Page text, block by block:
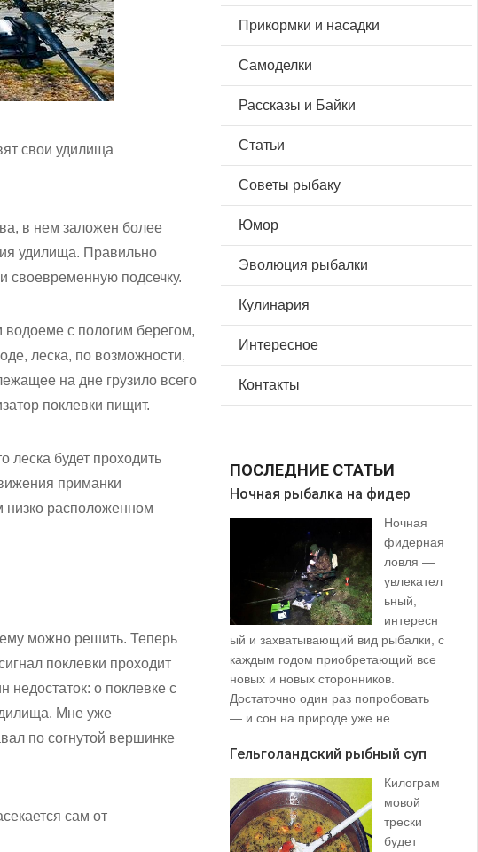
свои удилища
в нем заложен более
удилища. Правильно
своевременную подсечку.
с пологим берегом,
леска, по возможности,
на дне грузило всего
поклевки пищит.
леска будет проходить
приманки
низко расположенном
можно решить. Теперь
поклевки проходит
недостаток: о поклевке с
Мне уже
по согнутой вершинке
сам от
Прикормки и насадки
Самоделки
Рассказы и Байки
Статьи
Советы рыбаку
Юмор
Эволюция рыбалки
Кулинария
Интересное
Контакты
ПОСЛЕДНИЕ СТАТЬИ
Ночная рыбалка на фидер
Ночная
фидерная
ловля —
увлекател
ьный,
интересн
ый и захватывающий вид рыбалки, с
каждым годом приобретающий все
новых и новых сторонников.
Достаточно один раз попробовать
— и сон на природе уже не...
Гельголандский рыбный суп
Килограм
мовой
трески
будет